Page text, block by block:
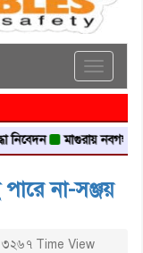
Toggle
মাগুরায় নবগঙ্গা নদী থেকে
পারে না-সঞ্জয়
৩২৬৭ Time View